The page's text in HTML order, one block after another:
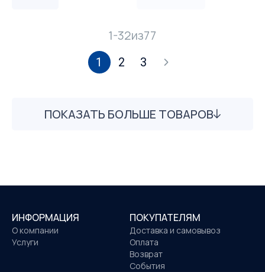
1-32из77
1 2 3
ПОКАЗАТЬ БОЛЬШЕ ТОВАРОВ
ИНФОРМАЦИЯ
О компании
Услуги
ПОКУПАТЕЛЯМ
Доставка и самовывоз
Оплата
Возврат
События